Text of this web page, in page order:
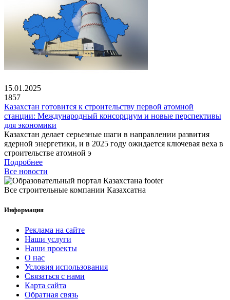
15.01.2025
1857
Казахстан готовится к строительству первой атомной
станции: Международный консорциум и новые перспективы
для экономики
Казахстан делает серьезные шаги в направлении развития
ядерной энергетики, и в 2025 году ожидается ключевая веха в
строительстве атомной э
Подробнее
Все новости
Все строительные компании Казахсатна
Информация
Реклама на сайте
Наши услуги
Наши проекты
О нас
Условия использования
Связаться с нами
Карта сайта
Обратная связь